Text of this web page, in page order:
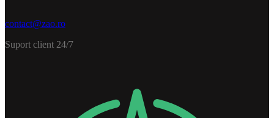
contact@zao.ro
Suport client 24/7